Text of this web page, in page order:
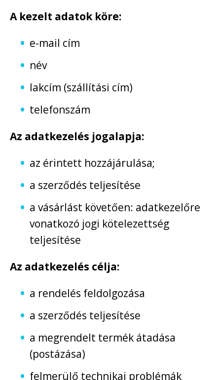
A kezelt adatok köre:
e-mail cím
név
lakcím (szállítási cím)
telefonszám
Az adatkezelés jogalapja:
az érintett hozzájárulása;
a szerződés teljesítése
a vásárlást követően: adatkezelőre
vonatkozó jogi kötelezettség
teljesítése
Az adatkezelés célja:
a rendelés feldolgozása
a szerződés teljesítése
a megrendelt termék átadása
(postázása)
felmerülő technikai problémák